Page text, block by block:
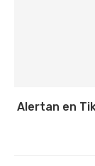
Alertan en